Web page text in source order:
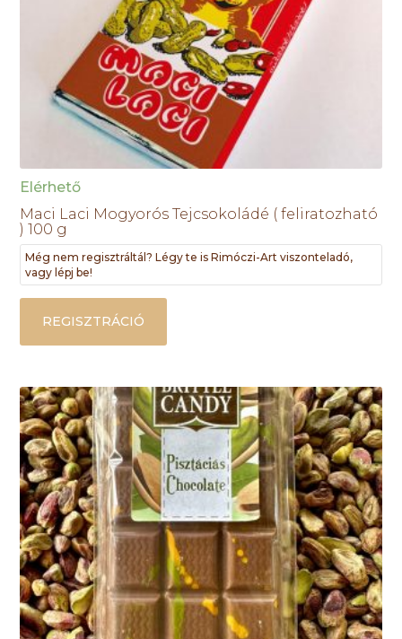
Elérhető
Maci Laci Mogyorós Tejcsokoládé ( feliratozható
) 100 g
Még nem regisztráltál? Légy te is Rimóczi-Art viszonteladó,
vagy lépj be!
REGISZTRÁCIÓ